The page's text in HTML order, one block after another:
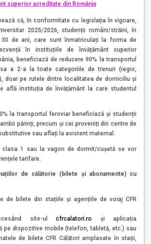
superior acreditate din România
că, în conformitate cu legislația în vigoare,
2025/2026, studenții români/străini, în
30 de ani, care sunt înmatriculați la forma de
în instituțiile de învățământ superior
beneficiază de reducere 90% la transportul
a 2-a la toate categoriile de trenuri (regio,
doar pe rutele dintre localitatea de domiciliu și
află instituția de învățământ la care studentul
la transportul feroviar beneficiază și studenții
părinți, precum și cei proveniți din centre de
sau aflați la asistent maternal.
clasa 1 sau la vagon de dormit/cușetă se vor
tarifare.
de călătorie (bilete și abonamente) cu
de bilete din stațiile și agențiile de voiaj CFR
site-ulcfrcalatori.ro și aplicația
pe dispozitive mobile (telefon, tabletă, etc.) sau
de bilete CFR Călători amplasate în stații,